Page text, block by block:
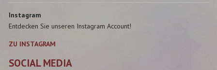
Instagram
Entdecken Sie unseren Instagram Account!
ZU INSTAGRAM
SOCIAL MEDIA